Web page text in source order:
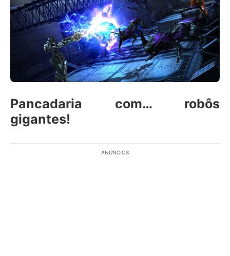
Pancadaria com… robôs
gigantes!
ANÚNCIOS